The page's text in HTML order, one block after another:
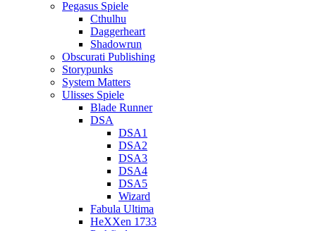
Pegasus Spiele
Cthulhu
Daggerheart
Shadowrun
Obscurati Publishing
Storypunks
System Matters
Ulisses Spiele
Blade Runner
DSA
DSA1
DSA2
DSA3
DSA4
DSA5
Wizard
Fabula Ultima
HeXXen 1733